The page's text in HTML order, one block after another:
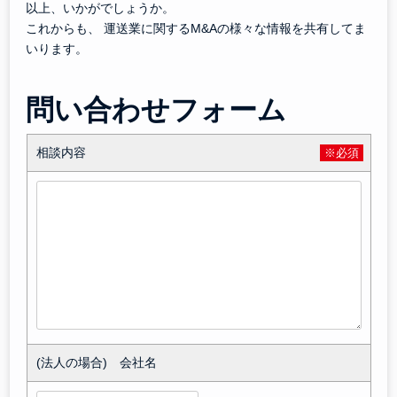
以上、いかがでしょうか。
これからも、 運送業に関するM&Aの様々な情報を共有してま
いります。
問い合わせフォーム
相談内容 ※必須
(法人の場合) 会社名